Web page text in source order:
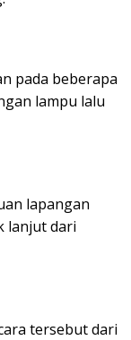
pada beberapa
lampu lalu
lapangan
lanjut dari
tersebut dari